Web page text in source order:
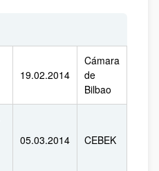
19.02.2014
Cámara
de
Bilbao
05.03.2014 CEBEK